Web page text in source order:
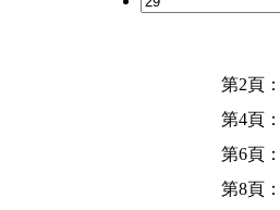
第2頁：
第4頁：
第6頁：
第8頁：